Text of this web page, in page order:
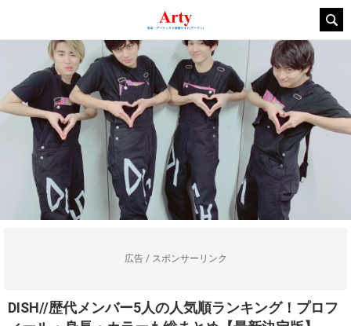
広告 / スポンサーリンク
DISH//歴代メンバー5人の人気順ランキング！プロフ